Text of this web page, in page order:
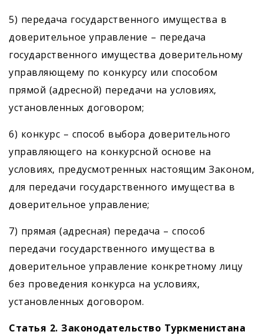
5) передача государственного имущества в
доверительное управление – передача
государственного имущества доверительному
управляющему по конкурсу или способом
прямой (адресной) передачи на условиях,
установленных договором;
6) конкурс – способ выбора доверительного
управляющего на конкурсной основе на
условиях, преду­смотренных настоящим Законом,
для передачи государственного имущества в
доверительное управление;
7) прямая (адресная) передача – способ
передачи государственного имущества в
доверительное управление конкретному лицу
без проведения конкурса на условиях,
установленных договором.
Статья 2. Законодательство Туркменистана